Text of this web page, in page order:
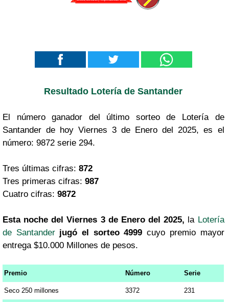
Resultado Lotería de Santander
El número ganador del último sorteo de Lotería de
Santander de hoy Viernes 3 de Enero del 2025, es el
número: 9872 serie 294.
Tres últimas cifras: 872
Tres primeras cifras: 987
Cuatro cifras: 9872
Esta noche del Viernes 3 de Enero del 2025, la Lotería
de Santander jugó el sorteo 4999 cuyo premio mayor
entrega $10.000 Millones de pesos.
Premio Número Serie
Seco 250 millones 3372 231